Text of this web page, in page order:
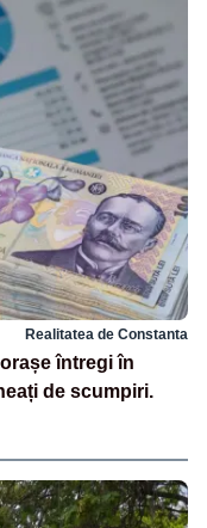
Realitatea de Constanta
întregi în
de scumpiri.